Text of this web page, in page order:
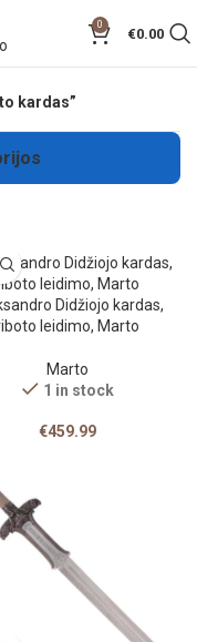
0
€0.00
kardas”
Didžiojo kardas,
leidimo, Marto
Marto
1 in stock
€459.99